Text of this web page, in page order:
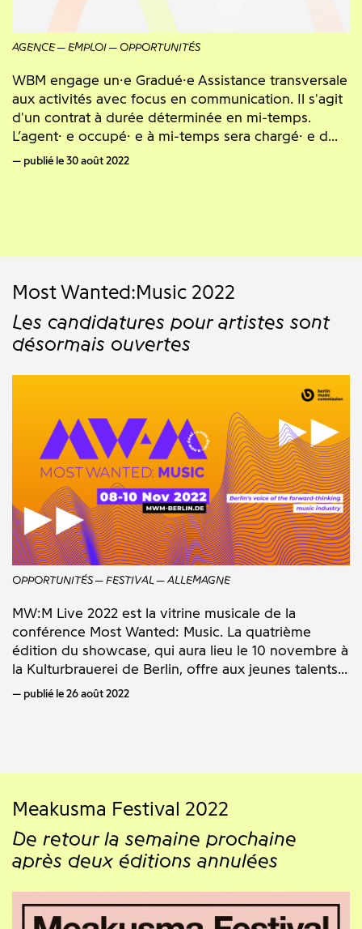
AGENCE EMPLOI OPPORTUNITÉS
WBM engage un·e Gradué·e Assistance transversale
aux activités avec focus en communication. Il s'agit
d'un contrat à durée déterminée en mi-temps.
L’agent· e occupé· e à mi-temps sera chargé· e d...
publié le 30 août 2022
Most Wanted:Music 2022
Les candidatures pour artistes sont
désormais ouvertes
OPPORTUNITÉS FESTIVAL ALLEMAGNE
MW:M Live 2022 est la vitrine musicale de la
conférence Most Wanted: Music. La quatrième
édition du showcase, qui aura lieu le 10 novembre à
la Kulturbrauerei de Berlin, offre aux jeunes talents...
publié le 26 août 2022
Meakusma Festival 2022
De retour la semaine prochaine
après deux éditions annulées